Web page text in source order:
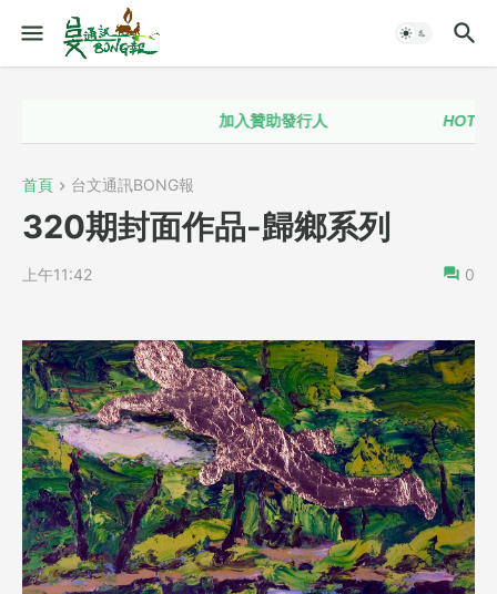
加入贊助發行人 HOT！！
首頁 台文通訊BONG報
320期封面作品-歸鄉系列
上午11:42 0